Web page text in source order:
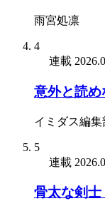
雨宮処凛
4
連載
意外と読め
イミダス編集
5
連載
骨太な剣